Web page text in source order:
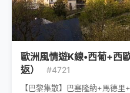
歐洲風情遊K線•西葡+西
返）
#4721
【巴黎集散】巴塞隆納+馬德